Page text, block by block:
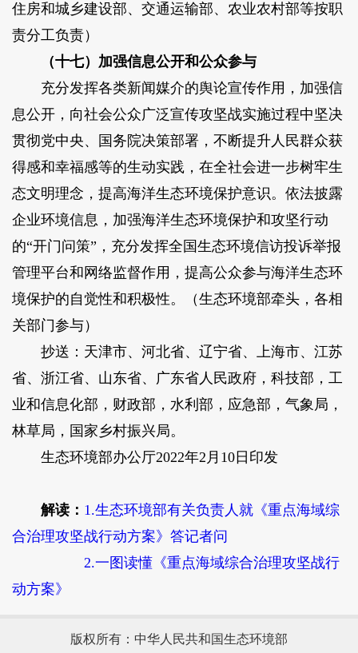
住房和城乡建设部、交通运输部、农业农村部等按职
责分工负责）
（十七）加强信息公开和公众参与
充分发挥各类新闻媒介的舆论宣传作用，加强信
息公开，向社会公众广泛宣传攻坚战实施过程中坚决
贯彻党中央、国务院决策部署，不断提升人民群众获
得感和幸福感等的生动实践，在全社会进一步树牢生
态文明理念，提高海洋生态环境保护意识。依法披露
企业环境信息，加强海洋生态环境保护和攻坚行动
的“开门问策”，充分发挥全国生态环境信访投诉举报
管理平台和网络监督作用，提高公众参与海洋生态环
境保护的自觉性和积极性。（生态环境部牵头，各相
关部门参与）
抄送：天津市、河北省、辽宁省、上海市、江苏
省、浙江省、山东省、广东省人民政府，科技部，工
业和信息化部，财政部，水利部，应急部，气象局，
林草局，国家乡村振兴局。
生态环境部办公厅2022年2月10日印发
解读： 1.生态环境部有关负责人就《重点海域综
合治理攻坚战行动方案》答记者问
2.一图读懂《重点海域综合治理攻坚战行
动方案》
版权所有：中华人民共和国生态环境部